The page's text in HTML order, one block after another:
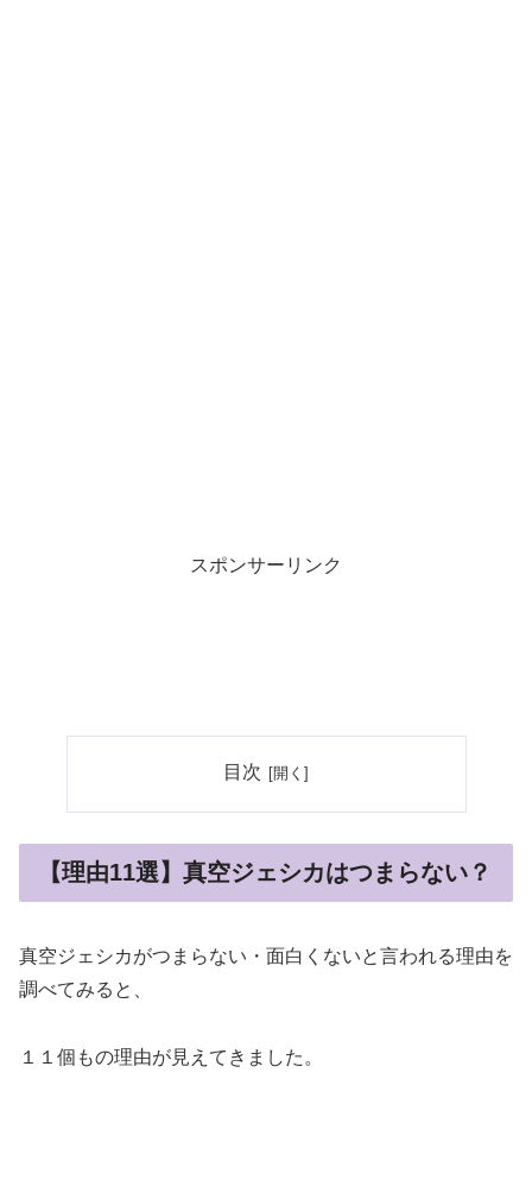
スポンサーリンク
目次
【理由11選】真空ジェシカはつまらない？
真空ジェシカがつまらない・面白くないと言われる理由を
調べてみると、
１１個もの理由が見えてきました。